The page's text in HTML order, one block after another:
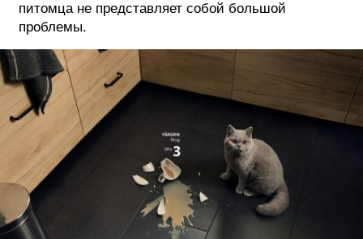
питомца не представляет собой большой
проблемы.